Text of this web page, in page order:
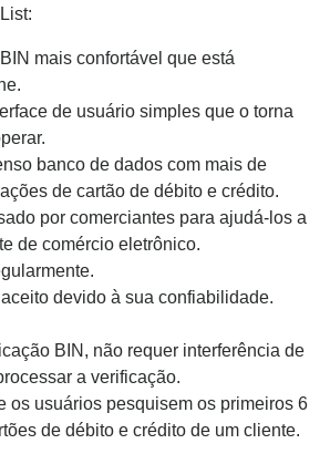
mais confortável que está
de usuário simples que o torna
banco de dados com mais de
de cartão de débito e crédito.
por comerciantes para ajudá-los a
de comércio eletrônico.
devido à sua confiabilidade.
BIN, não requer interferência de
a verificação.
os usuários pesquisem os primeiros 6
de débito e crédito de um cliente.